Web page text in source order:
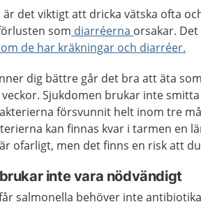
är det viktigt att dricka vätska ofta
som diarréerna orsakar.
de har kräkningar och diarréer.
dig bättre går det bra att äta
Sjukdomen brukar inte
försvunnit helt inom tre
kan finnas kvar i tarmen en
ofarligt, men det finns en risk att
inte vara nödvändigt
salmonella behöver inte